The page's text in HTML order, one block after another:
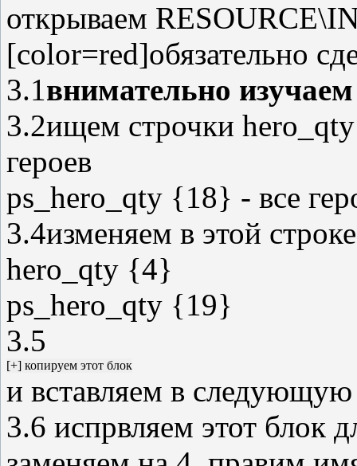
открываем
[color=red]обязательно
3.1внимательно
3.2ищем строчки
героев
ps_hero_qty {18} - все
3.4изменяем в этой
hero_qty {4}
ps_hero_qty {19}
3.5
и вставляем в следующую
3.6 испрвляем этот блок